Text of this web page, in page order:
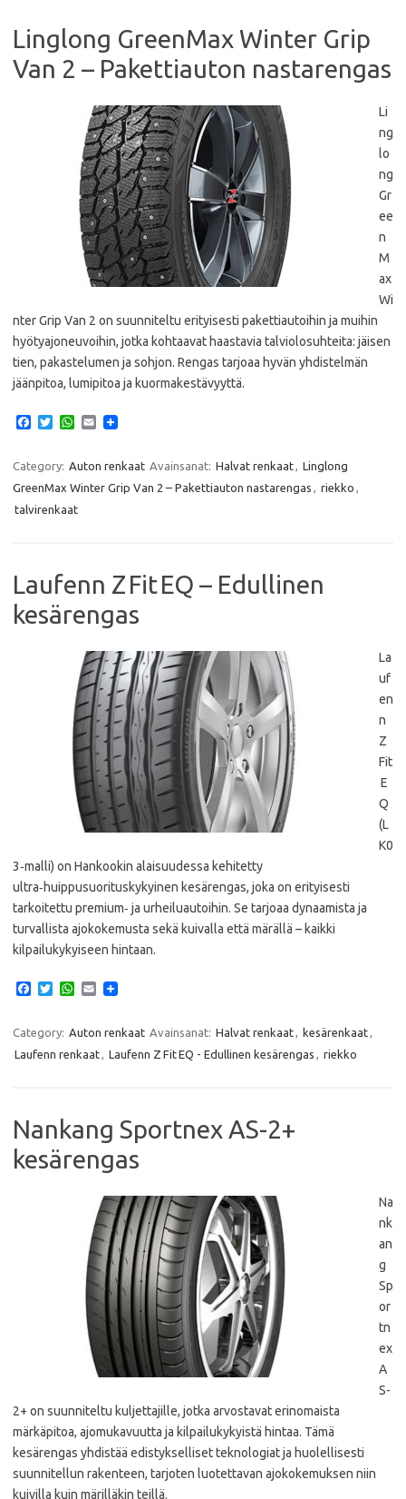
Linglong GreenMax Winter Grip
Van 2 – Pakettiauton nastarengas
Li
ng
lo
ng
Gr
ee
n
M
ax
Wi
nter Grip Van 2 on suunniteltu erityisesti pakettiautoihin ja muihin
hyötyajoneuvoihin, jotka kohtaavat haastavia talviolosuhteita: jäisen
tien, pakastelumen ja sohjon. Rengas tarjoaa hyvän yhdistelmän
jäänpitoa, lumipitoa ja kuormakestävyyttä.
e
o
o
T
t
t
e
r
W
t
s
A
p
E
i
Category: Auton renkaat Avainsanat: Halvat renkaat
Linglong
GreenMax Winter Grip Van 2 – Pakettiauton nastarengas
riekko
talvirenkaat
Laufenn Z Fit EQ – Edullinen
kesärengas
La
uf
en
n
Z
Fit
E
Q
(L
K0
3‑malli) on Hankookin alaisuudessa kehitetty
ultra‑huippusuorituskykyinen kesärengas, joka on erityisesti
tarkoitettu premium‑ ja urheiluautoihin. Se tarjoaa dynaamista ja
turvallista ajokokemusta sekä kuivalla että märällä – kaikki
kilpailukykyiseen hintaan.
e
b
o
T
t
e
W
t
s
A
E
i
l
Category: Auton renkaat Avainsanat: Halvat renkaat kesärenkaat
Laufenn renkaat
Laufenn Z Fit EQ - Edullinen kesärengas riekko
Nankang Sportnex AS-2+
kesärengas
Na
nk
an
g
Sp
or
tn
ex
A
S-
2+ on suunniteltu kuljettajille, jotka arvostavat erinomaista
märkäpitoa, ajomukavuutta ja kilpailukykyistä hintaa. Tämä
kesärengas yhdistää edistykselliset teknologiat ja huolellisesti
suunnitellun rakenteen, tarjoten luotettavan ajokokemuksen niin
kuivilla kuin märilläkin teillä.